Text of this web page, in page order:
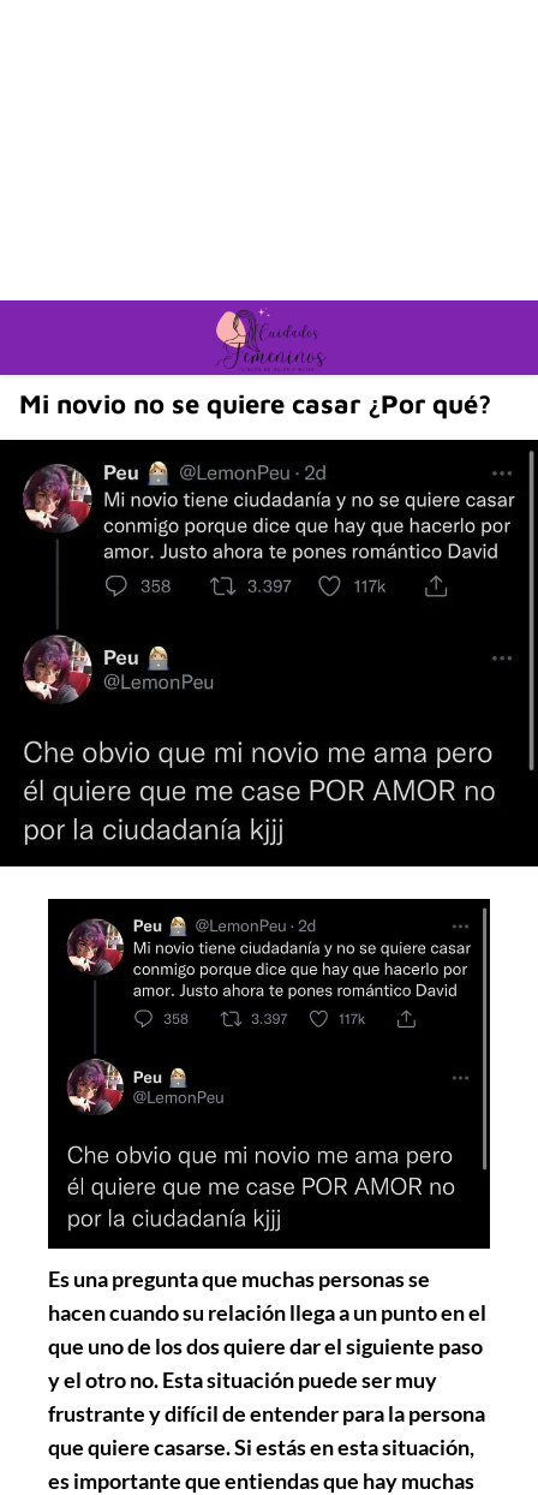
Mi novio no se quiere casar ¿Por qué?
Es una pregunta que muchas personas se
hacen cuando su relación llega a un punto en el
que uno de los dos quiere dar el siguiente paso
y el otro no. Esta situación puede ser muy
frustrante y difícil de entender para la persona
que quiere casarse. Si estás en esta situación,
es importante que entiendas que hay muchas